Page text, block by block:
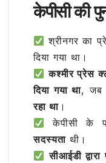
केपीसी की
श्रीनगर का
दिया गया था।
कश्मीर प्रेस
दिया गया था,
रहा था ।
केपीसी के
सदस्यता थी।
सीआईडी